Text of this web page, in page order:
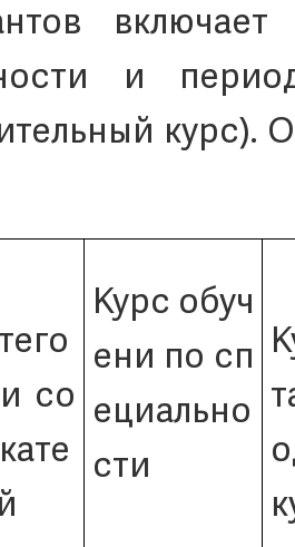
и
курс).
со
Курс обуч
ени по сп
ециально
сти